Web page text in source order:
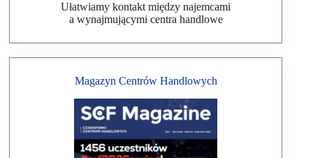
Ułatwiamy kontakt między najemcami
a wynajmującymi centra handlowe
Magazyn Centrów Handlowych